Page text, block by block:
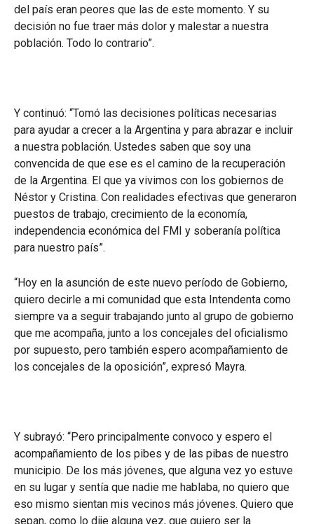
del país eran peores que las de este momento. Y su
decisión no fue traer más dolor y malestar a nuestra
población. Todo lo contrario”.
Y continuó: “Tomó las decisiones políticas necesarias
para ayudar a crecer a la Argentina y para abrazar e incluir
a nuestra población. Ustedes saben que soy una
convencida de que ese es el camino de la recuperación
de la Argentina. El que ya vivimos con los gobiernos de
Néstor y Cristina. Con realidades efectivas que generaron
puestos de trabajo, crecimiento de la economía,
independencia económica del FMI y soberanía política
para nuestro país”.
“Hoy en la asunción de este nuevo período de Gobierno,
quiero decirle a mi comunidad que esta Intendenta como
siempre va a seguir trabajando junto al grupo de gobierno
que me acompaña, junto a los concejales del oficialismo
por supuesto, pero también espero acompañamiento de
los concejales de la oposición”, expresó Mayra.
Y subrayó: “Pero principalmente convoco y espero el
acompañamiento de los pibes y de las pibas de nuestro
municipio. De los más jóvenes, que alguna vez yo estuve
en su lugar y sentía que nadie me hablaba, no quiero que
eso mismo sientan mis vecinos más jóvenes. Quiero que
sepan, como lo dije alguna vez, que quiero ser la